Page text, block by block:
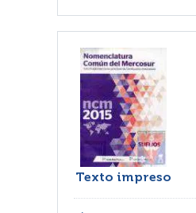
Texto impreso